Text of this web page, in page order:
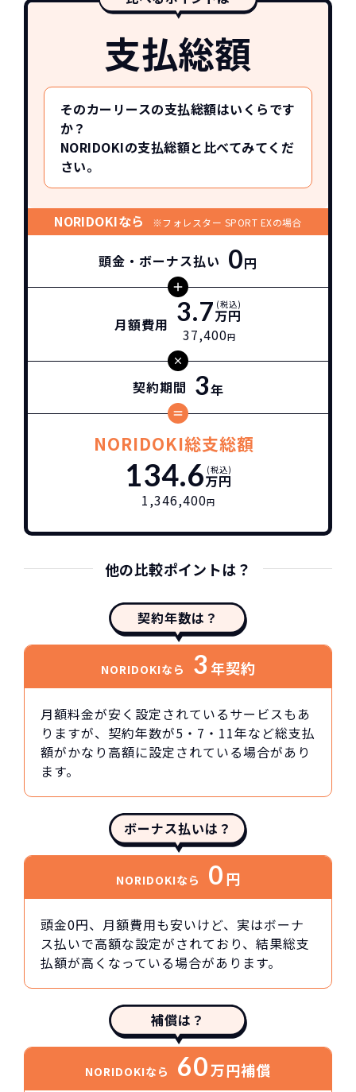
支払総額
そのカーリースの支払総額はいくらです
か？
NORIDOKIの支払総額と比べてみてくだ
さい。
NORIDOKIなら ※フォレスター SPORT EXの場合
頭金・ボーナス払い 0円
月額費用 3.7万円
(税込)
37,400円
契約期間 3年
NORIDOKI総支総額
134.6万円
(税込)
1,346,400円
他の比較ポイントは？
契約年数は？
NORIDOKIなら 3 年契約
月額料金が安く設定されているサービスもあ
りますが、契約年数が5・7・11年など総支払
額がかなり高額に設定されている場合があり
ます。
ボーナス払いは？
NORIDOKIなら 0円
頭金0円、月額費用も安いけど、実はボーナ
ス払いで高額な設定がされており、結果総支
払額が高くなっている場合があります。
補償は？
NORIDOKIなら 60万円補償